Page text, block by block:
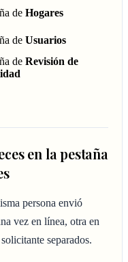
de Hogares
de Usuarios
de Revisión de
en la pestaña
persona envió
vez en línea, otra en
separados.